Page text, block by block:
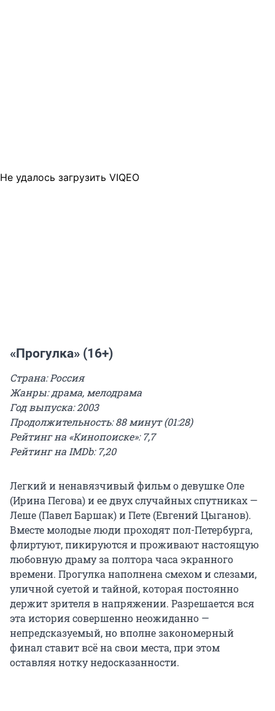
Не удалось загрузить VIQEO
«Прогулка» (16+)
Страна: Россия
Жанры: драма, мелодрама
Год выпуска: 2003
Продолжительность: 88 минут (01:28)
Рейтинг на «Кинопоиске»: 7,7
Рейтинг на IMDb: 7,20
Легкий и ненавязчивый фильм о девушке Оле
(Ирина Пегова) и ее двух случайных спутниках —
Леше (Павел Баршак) и Пете (Евгений Цыганов).
Вместе молодые люди проходят пол-Петербурга,
флиртуют, пикируются и проживают настоящую
любовную драму за полтора часа экранного
времени. Прогулка наполнена смехом и слезами,
уличной суетой и тайной, которая постоянно
держит зрителя в напряжении. Разрешается вся
эта история совершенно неожиданно —
непредсказуемый, но вполне закономерный
финал ставит всё на свои места, при этом
оставляя нотку недосказанности.